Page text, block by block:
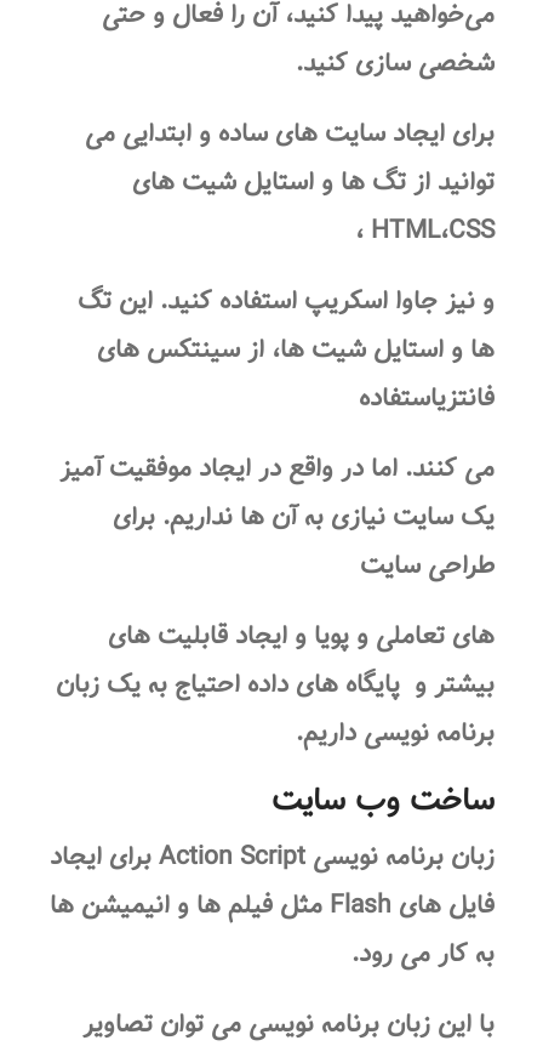
می‌خواهید پیدا کنید، آن را فعال و حتی
شخصی سازی کنید.
برای ایجادسایت های ساده و ابتدایی می
توانید از تگ ها و استایل شیت های
HTML،CSS ،
و نیز جاوا اسکریپ استفاده کنید. این تگ
ها و استایل شیت ها، از سینتکس های
فانتزیاستفاده
می کنند. اما در واقع در ایجاد موفقیت آمیز
یکسایت نیازی به آن ها نداریم. برای
طراحی سایت
های تعاملی و پویا و ایجاد قابلیت های
بیشتر و پایگاه های داده احتیاج به یک زبان
برنامه نویسی داریم.
ساخت وب سایت
زبان برنامه نویسی Action Script برای ایجاد
فایل های Flash مثل فیلم ها و انیمیشن ها
به کار می رود.
با این زبان برنامه نویسی می توان تصاویر